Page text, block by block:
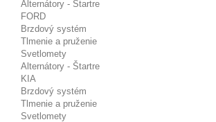
Alternátory - Štartre
FORD
Brzdový systém
Tlmenie a pruženie
Svetlomety
Alternátory - Štartre
KIA
Brzdový systém
Tlmenie a pruženie
Svetlomety